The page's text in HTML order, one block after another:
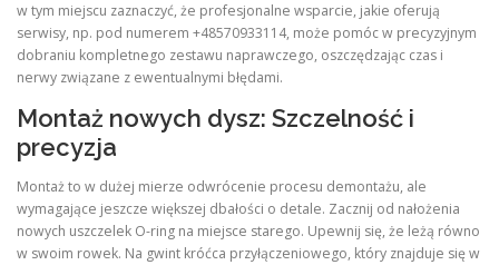
w tym miejscu zaznaczyć, że profesjonalne wsparcie, jakie oferują
serwisy, np. pod numerem +48570933114, może pomóc w precyzyjnym
dobraniu kompletnego zestawu naprawczego, oszczędzając czas i
nerwy związane z ewentualnymi błędami.
Montaż nowych dysz: Szczelność i
precyzja
Montaż to w dużej mierze odwrócenie procesu demontażu, ale
wymagające jeszcze większej dbałości o detale. Zacznij od nałożenia
nowych uszczelek O-ring na miejsce starego. Upewnij się, że leżą równo
w swoim rowek. Na gwint króćca przyłączeniowego, który znajduje się w